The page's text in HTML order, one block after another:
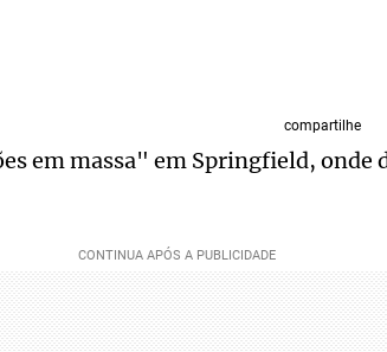
compartilhe
em massa" em Springfield, onde